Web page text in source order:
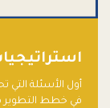
أول الأسئلة التي
في خطط التطوير